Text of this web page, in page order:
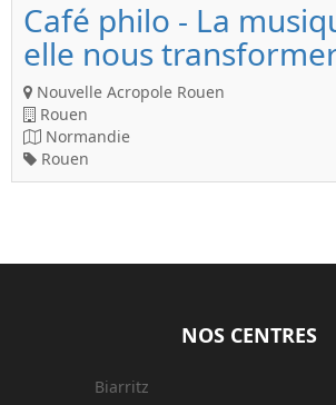
Café philo - La
elle nous
Nouvelle Acropole Rouen
Rouen
Normandie
Rouen
NOS CENTRES
Biarritz